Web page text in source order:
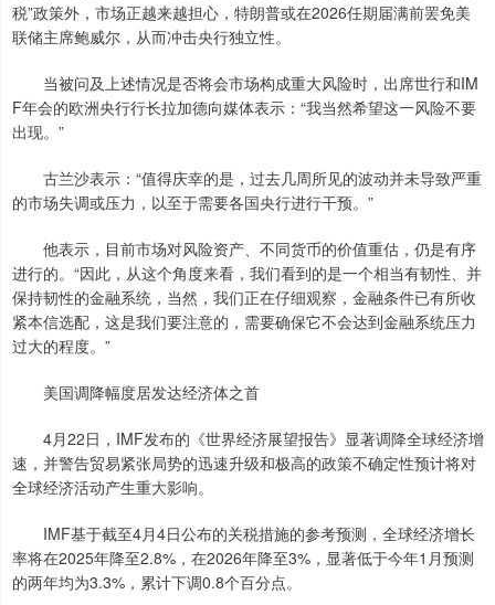
税”政策外，市场正越来越担心，特朗普或在2026任期届满前罢免美
联储主席鲍威尔，从而冲击央行独立性。
当被问及上述情况是否将会市场构成重大风险时，出席世行和IM
F年会的欧洲央行行长拉加德向媒体表示：“我当然希望这一风险不要
出现。”
古兰沙表示：“值得庆幸的是，过去几周所见的波动并未导致严重
的市场失调或压力，以至于需要各国央行进行干预。”
他表示，目前市场对风险资产、不同货币的价值重估，仍是有序
进行的。“因此，从这个角度来看，我们看到的是一个相当有韧性、并
保持韧性的金融系统，当然，我们正在仔细观察，金融条件已有所收
紧本信选配，这是我们要注意的，需要确保它不会达到金融系统压力
过大的程度。”
美国调降幅度居发达经济体之首
4月22日，IMF发布的《世界经济展望报告》显著调降全球经济增
速，并警告贸易紧张局势的迅速升级和极高的政策不确定性预计将对
全球经济活动产生重大影响。
IMF基于截至4月4日公布的关税措施的参考预测，全球经济增长
率将在2025年降至2.8%，在2026年降至3%，显著低于今年1月预测
的两年均为3.3%，累计下调0.8个百分点。